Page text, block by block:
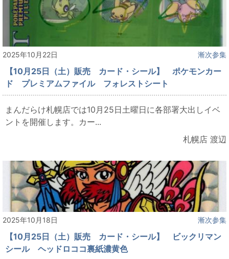
2025年10月22日 漸次参集
【10月25日（土）販売 カード・シール】 ポケモンカー
ド プレミアムファイル フォレストシート
まんだらけ札幌店では10月25日土曜日に各部署大出しイベ
ントを開催します。カー...
札幌店 渡辺
2025年10月18日 漸次参集
【10月25日（土）販売 カード・シール】 ビックリマン
シール ヘッドロココ裏紙濃黄色